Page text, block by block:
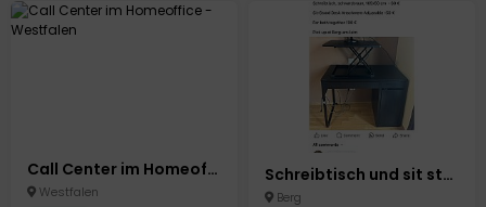
Call Center im Homeoffice
Westfalen
Schreibtisch und sit stand desk
Berg